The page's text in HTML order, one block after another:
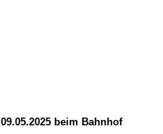
beim Bahnhof